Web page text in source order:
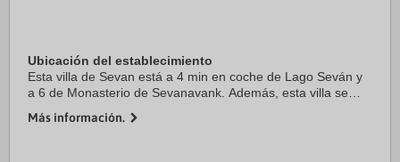
Ubicación del establecimiento
Esta villa de Sevan está a 4 min en coche de Lago Seván y
a 6 de Monasterio de Sevanavank. Además, esta villa se
Parque municipal ...
Más información.